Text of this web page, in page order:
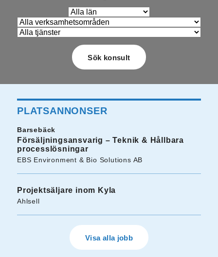
PLATSANNONSER
Barsebäck
Försäljningsansvarig – Teknik & Hållbara
processlösningar
EBS Environment & Bio Solutions AB
Projektsäljare inom Kyla
Ahlsell
Visa alla jobb